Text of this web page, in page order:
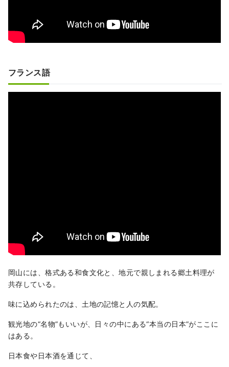
フランス語
岡山には、格式ある和食文化と、地元で親しまれる郷土料理が
共存している。
味に込められたのは、土地の記憶と人の気配。
観光地の“名物”もいいが、日々の中にある“本当の日本”がここに
はある。
日本食や日本酒を通じて、